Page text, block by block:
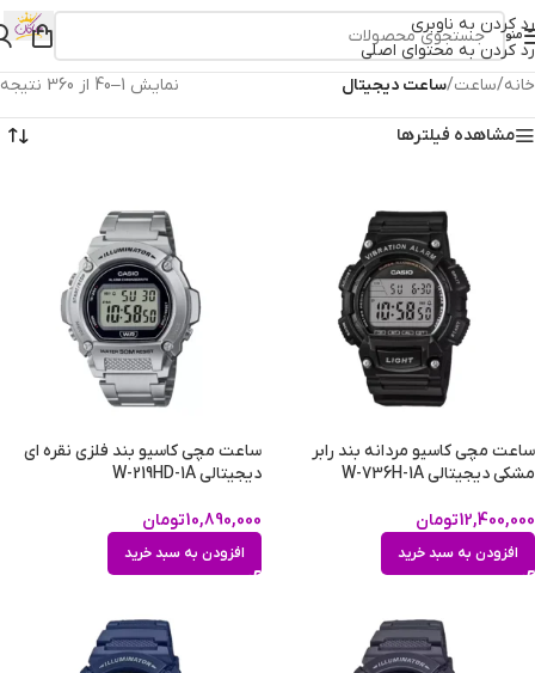
رد کردن به ناوبری
رد کردن به محتوای اصلی
منو
خانه/ساعت/ساعت دیجیتال نمایش 1–40 از 360 نتیجه
مشاهده فیلترها
ساعت مچی کاسیو مردانه بند رابر
مشکی دیجیتالی W-736H-1A
12,400,000تومان
افزودن به سبد خرید
ساعت مچی کاسیو بند فلزی نقره ای
دیجیتالی W-219HD-1A
10,890,000تومان
افزودن به سبد خرید